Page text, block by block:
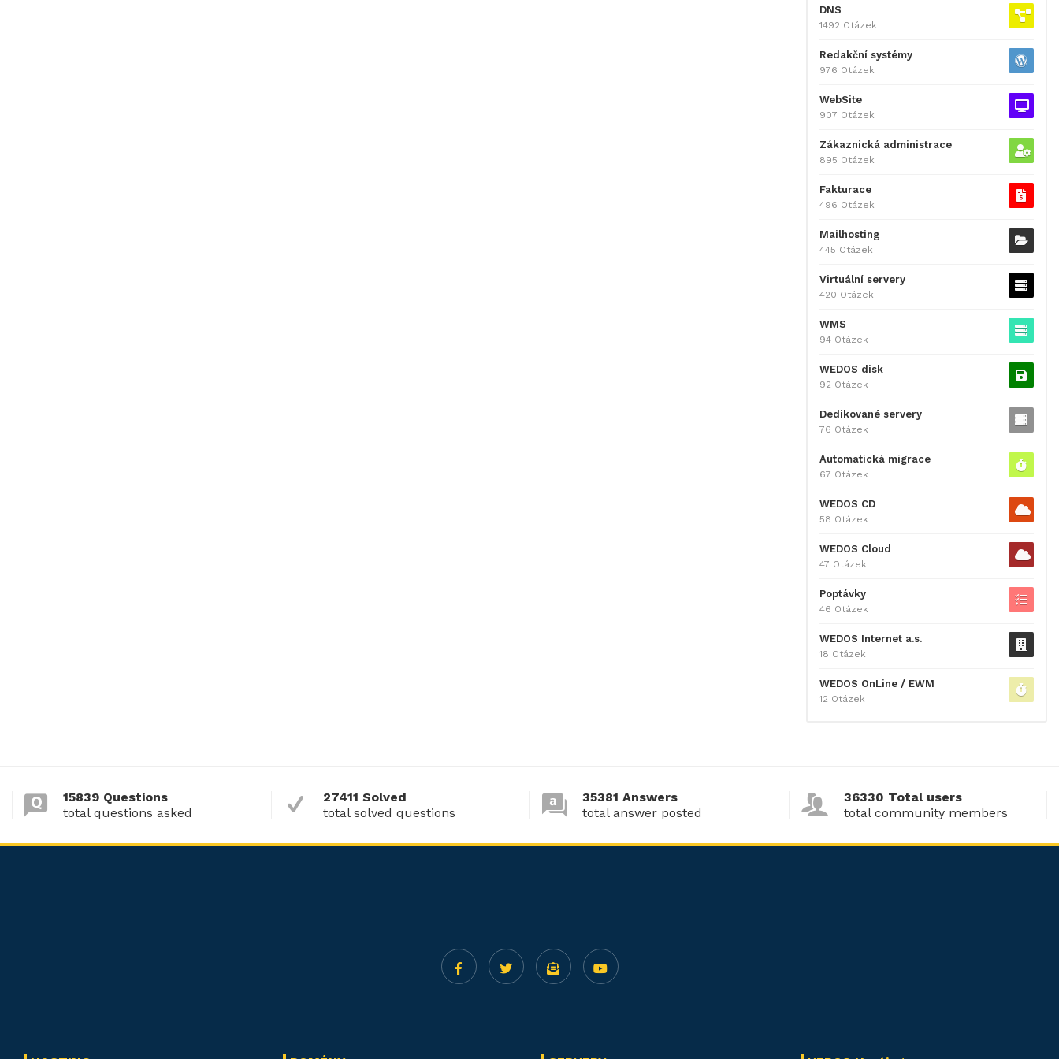
DNS
1492 Otázek
Redakční systémy
976 Otázek
WebSite
907 Otázek
Zákaznická administrace
895 Otázek
Fakturace
496 Otázek
Mailhosting
445 Otázek
Virtuální servery
420 Otázek
WMS
94 Otázek
WEDOS disk
92 Otázek
Dedikované servery
76 Otázek
Automatická migrace
67 Otázek
WEDOS CD
58 Otázek
WEDOS Cloud
47 Otázek
Poptávky
46 Otázek
WEDOS Internet a.s.
18 Otázek
WEDOS OnLine / EWM
12 Otázek
15839 Questions
total questions asked
27411 Solved
total solved questions
35381 Answers
total answer posted
36330 Total users
total community members